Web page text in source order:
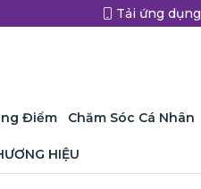
Tải ứng dụng
Điểm Chăm Sóc Cá Nhân
HIỆU